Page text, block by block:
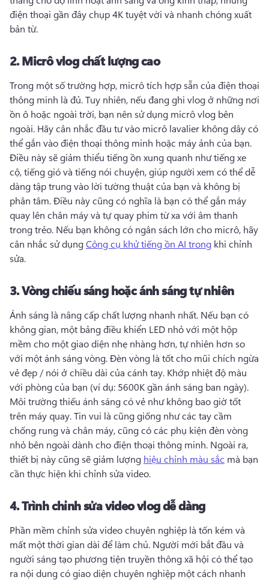
điện thoại gần đây chụp 4K tuyệt vời và nhanh chóng xuất
bản từ.
2.Micrô vlog chất lượng cao
Trong một số trường hợp, micrô tích hợp sẵn của điện thoại
thông minh là đủ. Tuy nhiên, nếu đang ghi vlog ở những nơi
ồn ô hoặc ngoài trời, bạn nên sử dụng micrô vlog bên
ngoài. Hãy cân nhắc đầu tư vào micrô lavalier không dây có
Điều này sẽ giảm thiểu tiếng ồn xung quanh như tiếng xe
cộ, tiếng gió và tiếng nói chuyện, giúp người xem có thể dễ
dàng tập trung vào lời tường thuật của bạn và không bị
phân tâm. Điều này cũng có nghĩa là bạn có thể gắn máy
quay lên chân máy và tự quay phim từ xa với âm thanh
trong trẻo. Nếu bạn không có ngân sách lớn cho micrô, hãy
cân nhắc sử dụng Công cụ khử tiếng ồn AI trong khi chỉnh
sửa.
3.Vòng chiếu sáng hoặc ánh sáng tự nhiên
Ánh sáng là nâng cấp chất lượng nhanh nhất. Nếu bạn có
không gian, một bảng điều khiển LED nhỏ với một hộp
mềm cho một giao diện nhẹ nhàng hơn, tự nhiên hơn so
với một ánh sáng vòng. Đèn vòng là tốt cho mũi chích ngừa
vẻ đẹp / nói ở chiều dài của cánh tay. Khớp nhiệt độ màu
Môi trường thiếu ánh sáng có vẻ như không bao giờ tốt
trên máy quay. Tin vui là cũng giống như các tay cầm
chống rung và chân máy, cũng có các phụ kiện đèn vòng
nhỏ bên ngoài dành cho điện thoại thông minh. Ngoài ra,
thiết bị này cũng sẽ giảm lượng hiệu chỉnh màu sắc mà bạn
cần thực hiện khi chỉnh sửa video.
4.Trình chỉnh sửa video vlog dễ dàng
Phần mềm chỉnh sửa video chuyên nghiệp là tốn kém và
mất một thời gian dài để làm chủ. Người mới bắt đầu và
người sáng tạo phương tiện truyền thông xã hội có thể tạo
ra nội dung có giao diện chuyên nghiệp một cách nhanh